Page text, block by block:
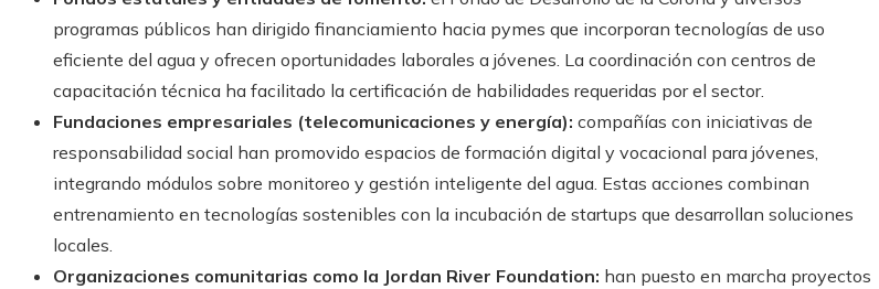
programas públicos han dirigido financiamiento hacia pymes que incorporan tecnologías de uso
eficiente del agua y ofrecen oportunidades laborales a jóvenes. La coordinación con centros de
capacitación técnica ha facilitado la certificación de habilidades requeridas por el sector.
Fundaciones empresariales (telecomunicaciones y energía): compañías con iniciativas de
responsabilidad social han promovido espacios de formación digital y vocacional para jóvenes,
integrando módulos sobre monitoreo y gestión inteligente del agua. Estas acciones combinan
entrenamiento en tecnologías sostenibles con la incubación de startups que desarrollan soluciones
locales.
Organizaciones comunitarias como la Jordan River Foundation: han puesto en marcha proyectos